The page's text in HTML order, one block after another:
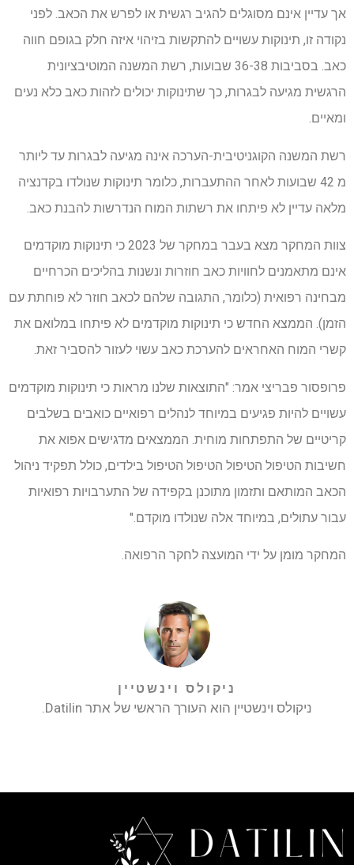
אך עדיין אינם מסוגלים להגיב רגשית או לפרש את הכאב. לפני
נקודה זו, תינוקות עשויים להתקשות בזיהוי איזה חלק בגופם חווה
כאב. בסביבות 36-38 שבועות, רשת המשנה המוטיבציונית
הרגשית מגיעה לבגרות, כך שתינוקות יכולים לזהות כאב כלא נעים
ומאיים.
רשת המשנה הקוגניטיבית-הערכה אינה מגיעה לבגרות עד ליותר
מ 42 שבועות לאחר ההתעברות, כלומר תינוקות שנולדו בקדנציה
מלאה עדיין לא פיתחו את רשתות המוח הנדרשות להבנת כאב.
צוות המחקר מצא בעבר במחקר של 2023 כי תינוקות מוקדמים
אינם מתאמנים לחוויות כאב חוזרות ונשנות בהליכים הכרחיים
מבחינה רפואית (כלומר, התגובה שלהם לכאב חוזר לא פוחתת עם
הזמן). הממצא החדש כי תינוקות מוקדמים לא פיתחו במלואם את
קשרי המוח האחראים להערכת כאב עשוי לעזור להסביר זאת.
פרופסור פבריצי אמר: "התוצאות שלנו מראות כי תינוקות מוקדמים
עשויים להיות פגיעים במיוחד לנהלים רפואיים כואבים בשלבים
קריטיים של התפתחות מוחית. הממצאים מדגישים אפוא את
חשיבות הטיפול הטיפול הטיפול הטיפול בילדים, כולל תפקיד ניהול
הכאב המותאם ותזמון מתוכנן בקפידה של התערבויות רפואיות
עבור עתולים, במיוחד אלה שנולדו מוקדם."
המחקר מומן על ידי המועצה לחקר הרפואה.
ניקולס וינשטיין
ניקולס וינשטיין הוא העורך הראשי של אתר Datilin.